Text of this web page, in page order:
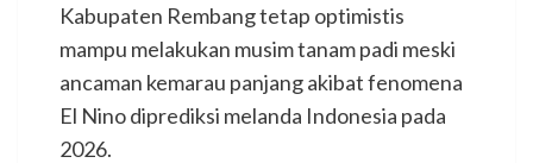
Kabupaten Rembang tetap optimistis
mampu melakukan musim tanam padi meski
ancaman kemarau panjang akibat fenomena
El Nino diprediksi melanda Indonesia pada
2026.